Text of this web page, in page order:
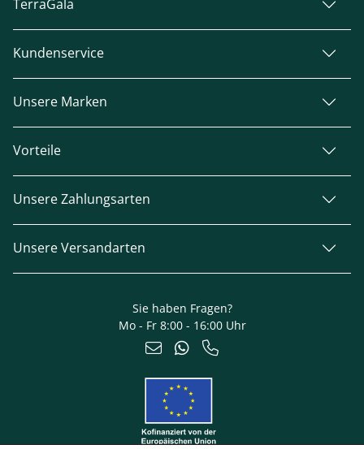
TerraGala
Kundenservice
Unsere Marken
Vorteile
Unsere Zahlungsarten
Unsere Versandarten
Sie haben Fragen?
Mo - Fr 8:00 - 16:00 Uhr